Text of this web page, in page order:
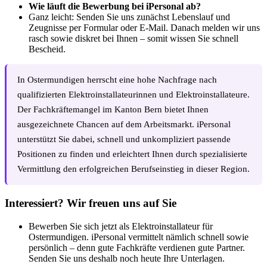
Wie läuft die Bewerbung bei iPersonal ab?
Ganz leicht: Senden Sie uns zunächst Lebenslauf und
Zeugnisse per Formular oder E-Mail. Danach melden wir uns
rasch sowie diskret bei Ihnen – somit wissen Sie schnell
Bescheid.
In Ostermundigen herrscht eine hohe Nachfrage nach
qualifizierten Elektroinstallateurinnen und Elektroinstallateure.
Der Fachkräftemangel im Kanton Bern bietet Ihnen
ausgezeichnete Chancen auf dem Arbeitsmarkt. iPersonal
unterstützt Sie dabei, schnell und unkompliziert passende
Positionen zu finden und erleichtert Ihnen durch spezialisierte
Vermittlung den erfolgreichen Berufseinstieg in dieser Region.
Interessiert? Wir freuen uns auf Sie
Bewerben Sie sich jetzt als Elektroinstallateur für
Ostermundigen. iPersonal vermittelt nämlich schnell sowie
persönlich – denn gute Fachkräfte verdienen gute Partner.
Senden Sie uns deshalb noch heute Ihre Unterlagen.